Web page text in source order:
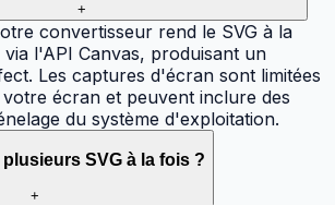
+
convertisseur rend le SVG à la
l'API Canvas, produisant un
Les captures d'écran sont limitées
écran et peuvent inclure des
du système d'exploitation.
SVG à la fois ?
+